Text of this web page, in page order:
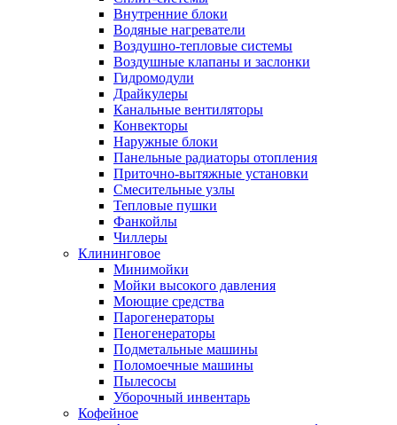
Внутренние блоки
Водяные нагреватели
Воздушно-тепловые системы
Воздушные клапаны и заслонки
Гидромодули
Драйкулеры
Канальные вентиляторы
Конвекторы
Наружные блоки
Панельные радиаторы отопления
Приточно-вытяжные установки
Смесительные узлы
Тепловые пушки
Фанкойлы
Чиллеры
Клининговое
Минимойки
Мойки высокого давления
Моющие средства
Парогенераторы
Пеногенераторы
Подметальные машины
Поломоечные машины
Пылесосы
Уборочный инвентарь
Кофейное